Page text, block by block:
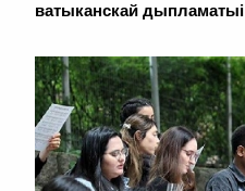
ватыканскай дыпламатыі